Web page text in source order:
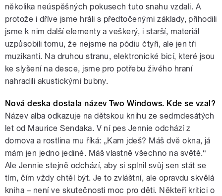
několika neúspěšných pokusech tuto snahu vzdali. A
protože i dříve jsme hráli s předtočenými základy, přihodili
jsme k nim další elementy a veškerý, i starší, materiál
uzpůsobili tomu, že nejsme na pódiu čtyři, ale jen tři
muzikanti. Na druhou stranu, elektronické bicí, které jsou
ke slyšení na desce, jsme pro potřebu živého hraní
nahradili akustickými bubny.
Nová deska dostala název Two Windows. Kde se vzal?
Název alba odkazuje na dětskou knihu ze sedmdesátých
let od Maurice Sendaka. V ní pes Jennie odchází z
domova a rostlina mu říká: „Kam jdeš? Máš dvě okna, já
mám jen jedno jediné. Máš vlastně všechno na světě.“
Ale Jennie stejně odchází, aby si splnil svůj sen stát se
tím, čím vždy chtěl být. Je to zvláštní, ale opravdu skvělá
kniha – není ve skutečnosti moc pro děti. Někteří kritici o